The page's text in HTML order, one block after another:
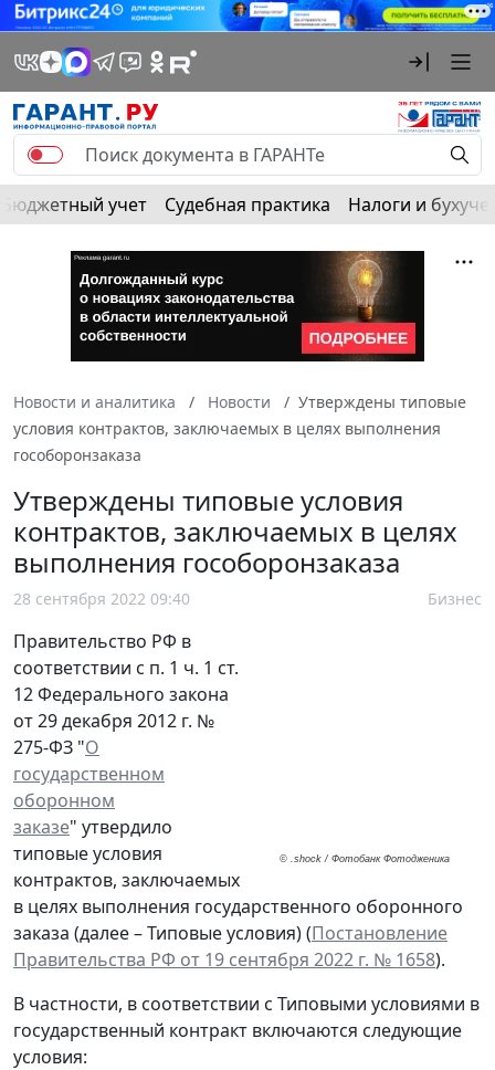
Бюджетный учет Судебная практика Налоги и
Новости и аналитика Новости
Утверждены типовые
условия контрактов, заключаемых в целях выполнения
гособоронзаказа
Утверждены типовые условия
контрактов, заключаемых в целях
выполнения гособоронзаказа
28 сентября 2022 09:40 Бизнес
© .shock / Фотобанк Фотодженика
Правительство РФ в
соответствии с п. 1 ч. 1 ст.
12 Федерального закона
от 29 декабря 2012 г. №
275-ФЗ "О
государственном
оборонном
заказе" утвердило
типовые условия
контрактов, заключаемых
в целях выполнения государственного оборонного
заказа (далее – Типовые условия) (Постановление
Правительства РФ от 19 сентября 2022 г. № 1658).
В частности, в соответствии с Типовыми условиями в
государственный контракт включаются следующие
условия: